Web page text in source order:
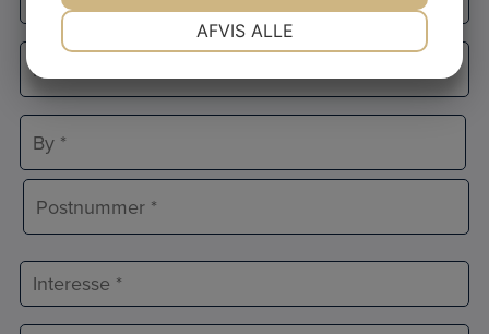
Adresse
Adresselinje
By
Interesse
MARKETING STATISTIK
AFVIS ALLE